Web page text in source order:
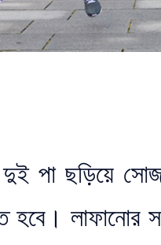
পা ছড়িয়ে
হবে। লাফানোর